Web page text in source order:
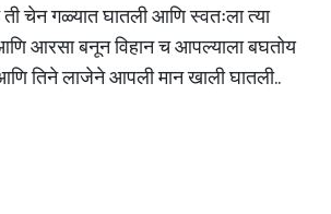
ती चेन गळ्यात घातली आणि स्वतःला त्या
आरसा बनून विहान च आपल्याला बघतोय
तिने लाजेने आपली मान खाली घातली..